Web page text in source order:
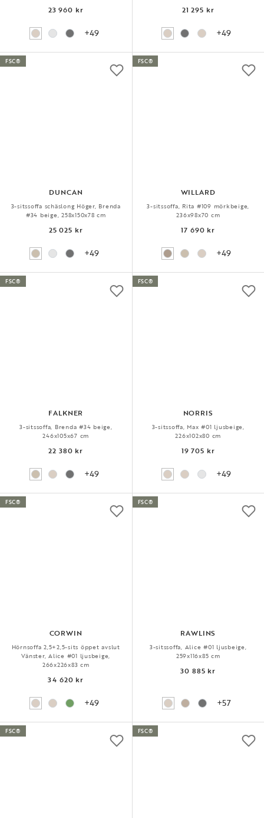
23 960 kr
+49
21 295 kr
+49
DUNCAN
3-sitssoffa schäslong Höger, Brenda
#34 beige, 258x150x78 cm
25 025 kr
+49
FSC®
WILLARD
3-sitssoffa, Rita #109 mörkbeige,
236x98x70 cm
17 690 kr
+49
FSC®
FALKNER
3-sitssoffa, Brenda #34 beige,
246x105x67 cm
22 380 kr
+49
FSC®
NORRIS
3-sitssoffa, Max #01 ljusbeige,
226x102x80 cm
19 705 kr
+49
FSC®
CORWIN
Hörnsoffa 2,5+2,5-sits öppet avslut
Vänster, Alice #01 ljusbeige,
266x226x83 cm
34 620 kr
+49
FSC®
RAWLINS
3-sitssoffa, Alice #01 ljusbeige,
259x116x85 cm
30 885 kr
+57
FSC®
FSC® FSC®